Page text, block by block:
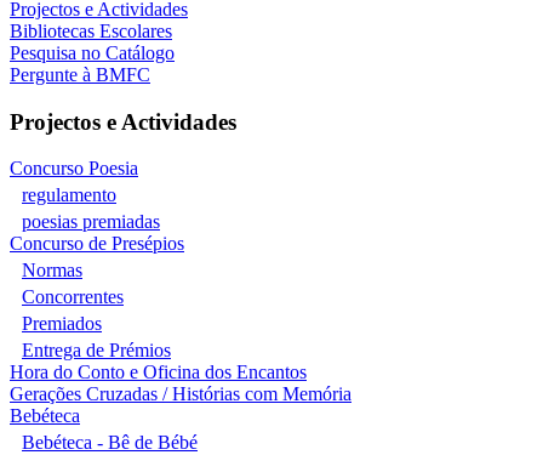
Projectos e Actividades
Bibliotecas Escolares
Pesquisa no Catálogo
Pergunte à BMFC
Projectos e Actividades
Concurso Poesia
regulamento
poesias premiadas
Concurso de Presépios
Normas
Concorrentes
Premiados
Entrega de Prémios
Hora do Conto e Oficina dos Encantos
Gerações Cruzadas / Histórias com Memória
Bebéteca
Bebéteca - Bê de Bébé